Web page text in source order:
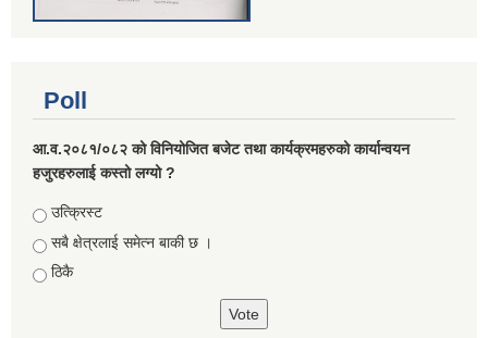
Poll
आ.व.२०८१/०८२ को विनियोजित बजेट तथा कार्यक्रमहरुको कार्यान्वयन
हजुरहरुलाई कस्तो लग्यो ?
Choices
उत्क्रिस्ट
सबै क्षेत्रलाई समेत्न बाकी छ ।
ठिकै